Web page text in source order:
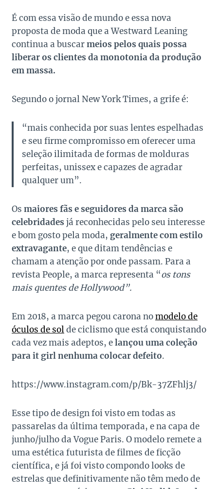
É com essa visão de mundo e essa nova
proposta de moda que a Westward Leaning
continua a buscarmeios pelos quais possa
liberar os clientes da monotonia da produção
em massa.
Segundo o jornalNew York Times, a grife é:
“mais conhecida por suas lentes espelhadas
e seu firme compromisso em oferecer uma
seleção ilimitada de formas de molduras
perfeitas, unissex e capazes de agradar
qualquer um”.
Os maiores fãs e seguidores da marca são
celebridades já reconhecidas pelo seu interesse
e bom gosto pela moda, geralmente com estilo
extravagante, e que ditam tendências e
chamam a atenção por onde passam. Para a
revista People, a marca representa “os tons
mais quentes de Hollywood”.
Em 2018, a marca pegou carona nomodelo de
óculos de solde ciclismo que está conquistando
cada vez mais adeptos, elançou umacoleção
para it girl nenhuma colocar defeito.
https://www.instagram.com/p/Bk-37ZFhlj3/
Esse tipo de design foi visto em todas as
passarelas da última temporada, e na capa de
junho/julho daVogue Paris. O modelo remete a
uma estética futurista de filmes de ficção
científica, e já foi visto compondo looks de
estrelas que definitivamente não têm medo de